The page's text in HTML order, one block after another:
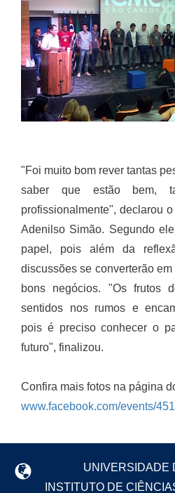
"Foi muito bom rever tantas
saber que estão bem,
profissionalmente", declarou
Adenilso Simão. Segundo
papel, pois além da
discussões se converterão
bons negócios. "Os frutos
sentidos nos rumos e
pois é preciso conhecer o
futuro", finalizou.
Confira mais fotos na página
www.facebook.com/events/
UNIVERSIDADE
INSTITUTO DE